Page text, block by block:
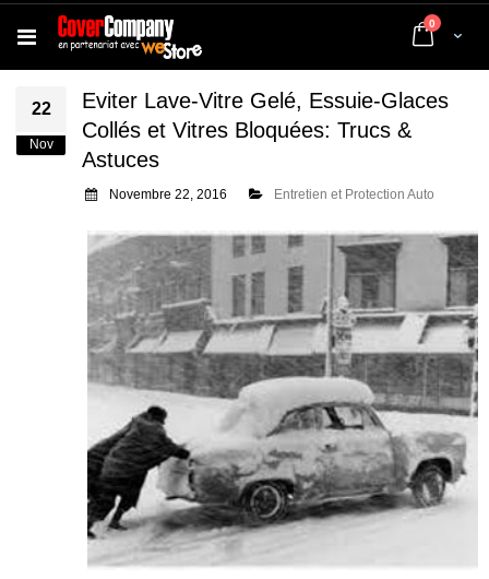
Cart
0 articles
22
Nov
Eviter Lave-Vitre Gelé, Essuie-Glaces
Collés et Vitres Bloquées: Trucs &
Astuces
Novembre 22, 2016 Entretien et Protection Auto